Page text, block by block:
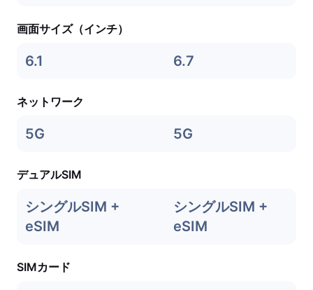
画面サイズ（インチ）
6.1 6.7
ネットワーク
5G 5G
デュアルSIM
シングルSIM +
eSIM
シングルSIM +
eSIM
SIMカード